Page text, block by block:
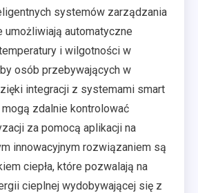
systemów zarządzania
umożliwiają automatyczne
i wilgotności w
osób przebywających w
integracji z systemami smart
zdalnie kontrolować
za pomocą aplikacji na
innowacyjnym rozwiązaniem są
ciepła, które pozwalają na
cieplnej wydobywającej się z